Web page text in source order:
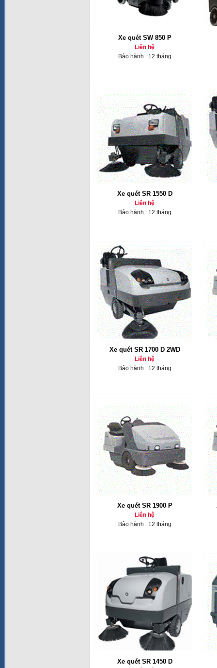
Xe quét SW 850 P
Liên hệ
Bảo hành : 12 tháng
Xe quét SR 1550 D
Liên hệ
Bảo hành : 12 tháng
Xe quét SR 1700 D 2WD
Liên hệ
Bảo hành : 12 tháng
Xe quét SR 1900 P
Liên hệ
Bảo hành : 12 tháng
Xe quét SR 1450 D